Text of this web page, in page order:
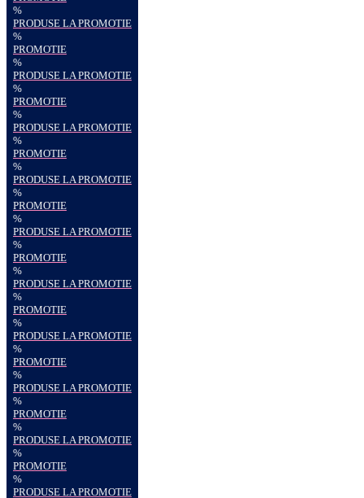
%
PRODUSE LA PROMOTIE
%
PROMOTIE
%
PRODUSE LA PROMOTIE
%
PROMOTIE
%
PRODUSE LA PROMOTIE
%
PROMOTIE
%
PRODUSE LA PROMOTIE
%
PROMOTIE
%
PRODUSE LA PROMOTIE
%
PROMOTIE
%
PRODUSE LA PROMOTIE
%
PROMOTIE
%
PRODUSE LA PROMOTIE
%
PROMOTIE
%
PRODUSE LA PROMOTIE
%
PROMOTIE
%
PRODUSE LA PROMOTIE
%
PROMOTIE
%
PRODUSE LA PROMOTIE